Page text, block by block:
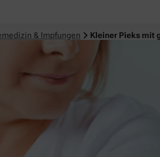
& Impfungen Kleiner Pieks mit